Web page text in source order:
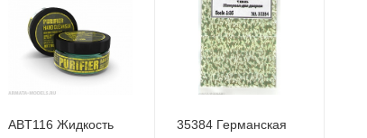
ABT116 Жидкость
35384 Германская